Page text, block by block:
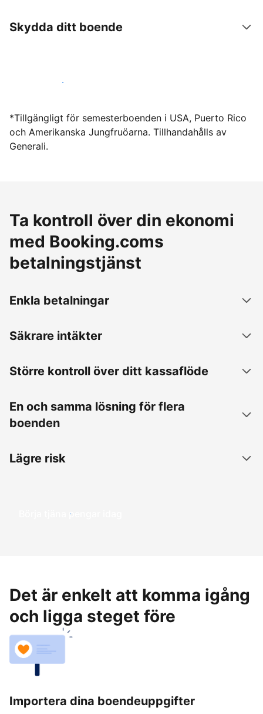
Skydda ditt boende
Hyr ut hos oss idag
*Tillgängligt för semesterboenden i USA, Puerto Rico
och Amerikanska Jungfruöarna. Tillhandahålls av
Generali.
Ta kontroll över din ekonomi
med Booking.coms
betalningstjänst
Enkla betalningar
Säkrare intäkter
Större kontroll över ditt kassaflöde
En och samma lösning för flera
boenden
Lägre risk
Börja tjäna pengar idag
Det är enkelt att komma igång
och ligga steget före
Importera dina boendeuppgifter